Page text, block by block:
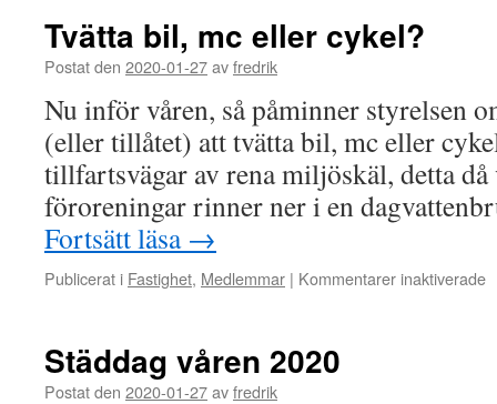
bilstöld
Tvätta bil, mc eller cykel?
Postat den 2020-01-27avfredrik
Nu inför våren, så påminner styrelsen
(eller tillåtet) att tvätta bil, mc eller
tillfartsvägar av rena miljöskäl, detta då
föroreningar rinner ner i en
Fortsätt läsa →
Publicerat i Fastighet, Medlemmar | Kommentarer inaktiverade
Städdag våren 2020
Postat den 2020-01-27avfredrik